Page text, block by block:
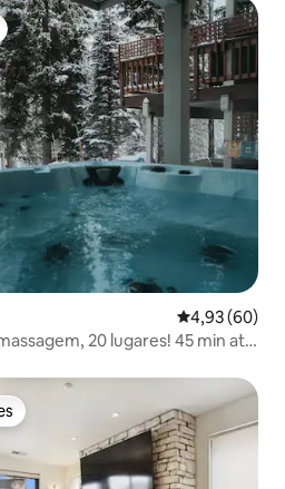
4,93 de uma
4,93 (60)
20 lugares! 45 min até
dos hóspedes